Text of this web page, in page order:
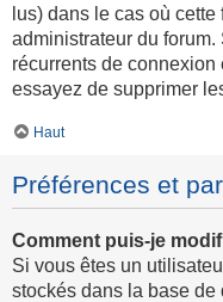
lus) dans le cas où
administrateur du
récurrents de
essayez de supprimer
Haut
Préférences et
Comment puis-je
Si vous êtes un
stockés dans la base de